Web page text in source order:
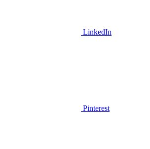
LinkedIn
Pinterest